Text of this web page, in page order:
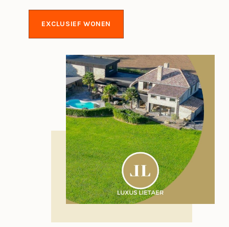
EXCLUSIEF WONEN